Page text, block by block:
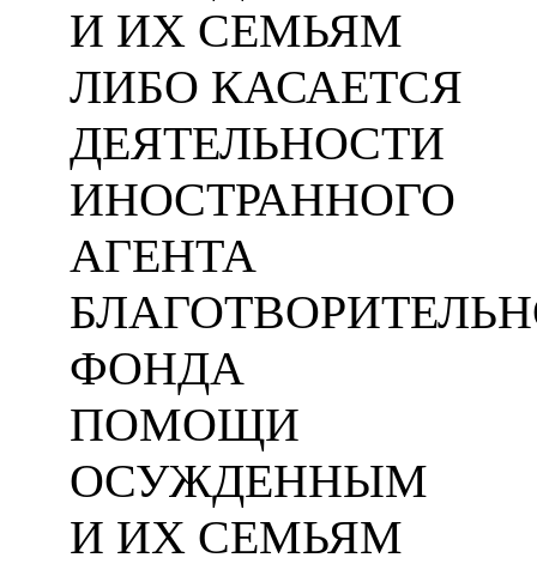
И ИХ СЕМЬЯМ
ЛИБО КАСАЕТСЯ
ДЕЯТЕЛЬНОСТИ
ИНОСТРАННОГО
АГЕНТА
ФОНДА
ПОМОЩИ
ОСУЖДЕННЫМ
И ИХ СЕМЬЯМ